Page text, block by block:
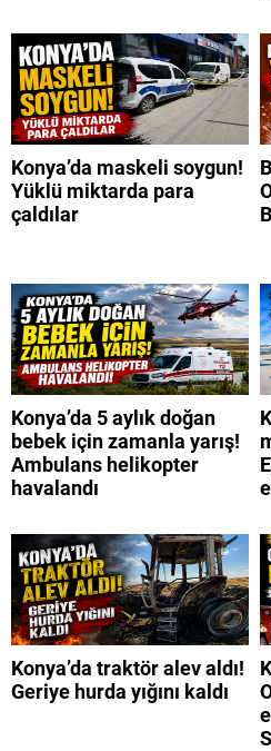
Konya’da maskeli soygun!
Yüklü miktarda para
çaldılar
Konya’da 5 aylık doğan
bebek için zamanla yarış!
Ambulans helikopter
havalandı
Konya’da traktör alev aldı!
Geriye hurda yığını kaldı